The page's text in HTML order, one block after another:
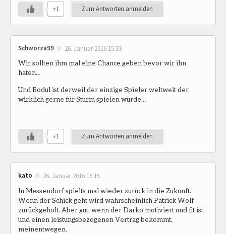
+1 Zum Antworten anmelden
Schworza99 26. Januar 2016 15:33
Wir sollten ihm mal eine Chance geben bevor wir ihn
haten…
Und Bodul ist derweil der einzige Spieler weltweit der
wirklich gerne für Sturm spielen würde…
+1 Zum Antworten anmelden
kato 26. Januar 2016 16:15
In Messendorf spielts mal wieder zurück in die Zukunft.
Wenn der Schick geht wird wahrscheinlich Patrick Wolf
zurückgeholt. Aber gut, wenn der Darko motiviert und fit ist
und einen leistungsbezogenen Vertrag bekommt,
meinentwegen.